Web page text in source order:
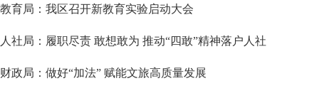
教育局：我区召开新教育实验启动大会
人社局：履职尽责 敢想敢为 推动“四敢”精神落户人社
财政局：做好“加法” 赋能文旅高质量发展